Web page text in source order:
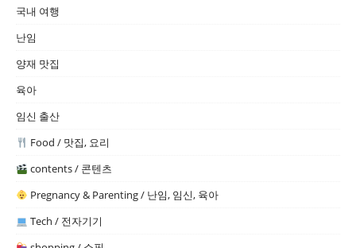
국내 여행
난임
양재 맛집
육아
임신 출산
Food / 맛집, 요리
contents / 콘텐츠
Pregnancy & Parenting / 난임, 임신, 육아
Tech / 전자기기